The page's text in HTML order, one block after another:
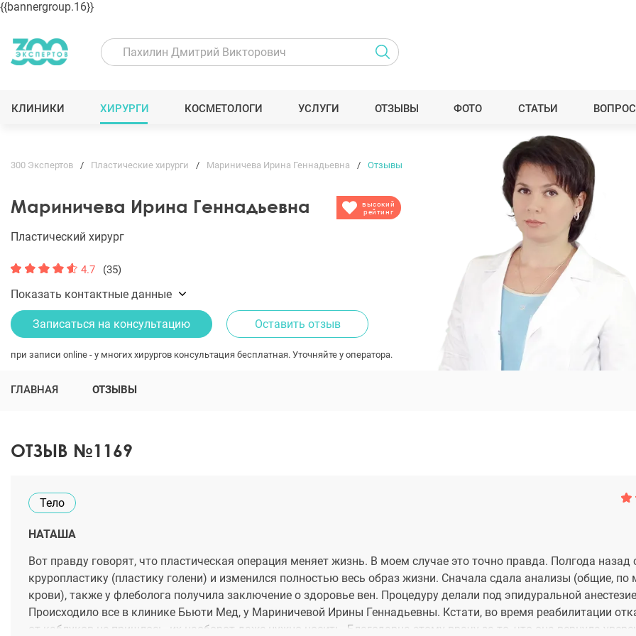
{{bannergroup.16}}
КЛИНИКИ ХИРУРГИ КОСМЕТОЛОГИ УСЛУГИ ОТЗЫВЫ ФОТО СТАТЬИ
300 Экспертов Пластические хирурги Мариничева Ирина Геннадьевна Отзывы
Мариничева Ирина Геннадьевна
высокий
рейтинг
Пластический хирург
4.7 (35)
Показать контактные данные
Записаться на консультацию Оставить отзыв
при записи online - у многих хирургов консультация бесплатная. Уточняйте у оператора.
ГЛАВНАЯ ОТЗЫВЫ
ОТЗЫВ №1169
Тело
НАТАША
Вот правду говорят, что пластическая операция меняет жизнь. В моем случае это точно правда. Полгода назад
круропластику (пластику голени) и изменился полностью весь образ жизни. Сначала сдала анализы (общие, по
крови), также у флеболога получила заключение о здоровье вен. Процедуру делали под эпидуральной
Происходило все в клинике Бьюти Мед, у Мариничевой Ирины Геннадьевны. Кстати, во время реабилитации
от каблуков не пришлось, их наоборот даже нужно носить. Благодарна этому врачу за то, что она вернула